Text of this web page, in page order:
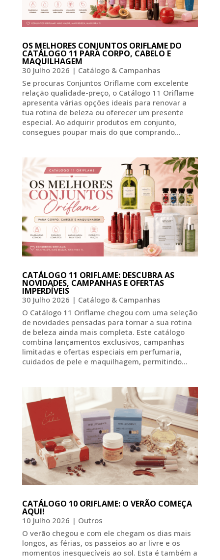
OS MELHORES CONJUNTOS ORIFLAME DO
CATÁLOGO 11 PARA CORPO, CABELO E
MAQUILHAGEM
30 Julho 2026 | Catálogo & Campanhas
Se procuras Conjuntos Oriflame com excelente
relação qualidade-preço, o Catálogo 11 Oriflame
apresenta várias opções ideais para renovar a
tua rotina de beleza ou oferecer um presente
especial. Ao adquirir produtos em conjunto,
consegues poupar mais do que comprando...
CATÁLOGO 11 ORIFLAME: DESCUBRA AS
NOVIDADES, CAMPANHAS E OFERTAS
IMPERDÍVEIS
30 Julho 2026 | Catálogo & Campanhas
O Catálogo 11 Oriflame chegou com uma seleção
de novidades pensadas para tornar a sua rotina
de beleza ainda mais completa. Este catálogo
combina lançamentos exclusivos, campanhas
limitadas e ofertas especiais em perfumaria,
cuidados de pele e maquilhagem, permitindo...
CATÁLOGO 10 ORIFLAME: O VERÃO COMEÇA
AQUI!
10 Julho 2026 | Outros
O verão chegou e com ele chegam os dias mais
longos, as férias, os passeios ao ar livre e os
momentos inesquecíveis ao sol. Esta é também a